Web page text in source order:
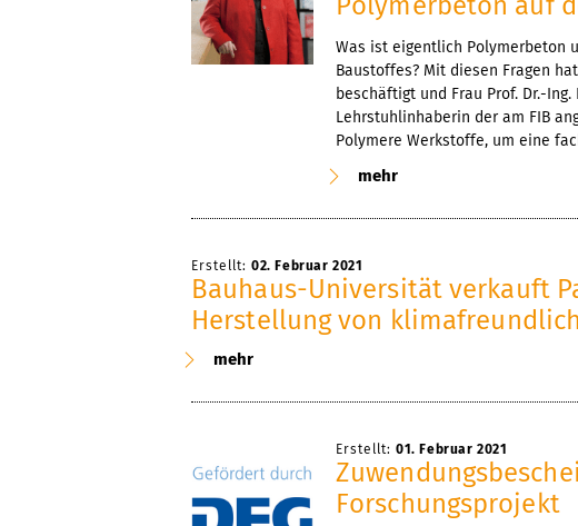
Was ist eigentlich Polymerbeton
Baustoffes? Mit diesen Fragen
beschäftigt und Frau Prof. Dr.-
Lehrstuhlinhaberin der am FIB
Polymere Werkstoffe, um eine
mehr
Erstellt: 02. Februar 2021
Bauhaus-Universität verkauft
Herstellung von
mehr
Erstellt: 01. Februar 2021
Forschungsprojekt